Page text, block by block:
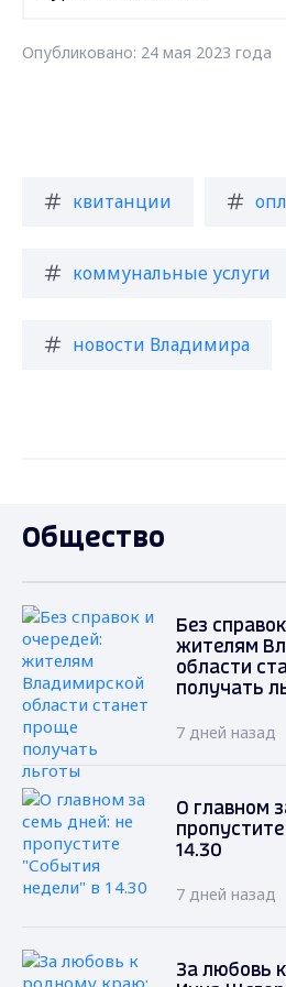
Опубликовано: 24 мая 2023 года
квитанции
коммунальные услуги
новости Владимира
Общество
Без
жителям
области
получать
7 дней назад
О главном
14.30
7 дней назад
За любовь